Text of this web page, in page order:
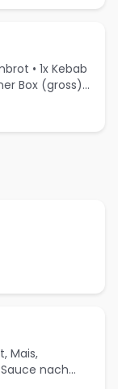
Mais,
nach